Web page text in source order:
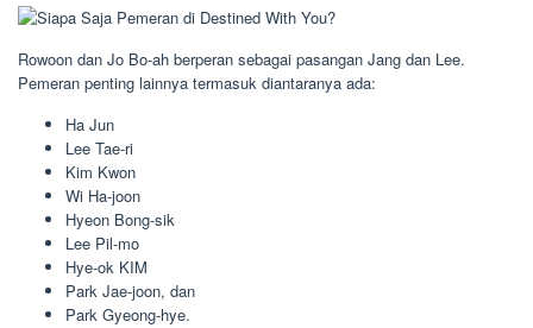
Rowoon dan Jo Bo-ah berperan sebagai pasangan Jang dan Lee.
Pemeran penting lainnya termasuk diantaranya ada:
Ha Jun
Lee Tae-ri
Kim Kwon
Wi Ha-joon
Hyeon Bong-sik
Lee Pil-mo
Hye-ok KIM
Park Jae-joon, dan
Park Gyeong-hye.